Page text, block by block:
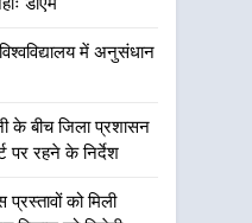
का अलर्ट! 6 अगस्त
में स्कूल बंद
बोले- युवाओं को
आने वाले महीनों में
में अनुसंधान
के बीच जिला प्रशासन
पर रहने के निर्देश
को मिली